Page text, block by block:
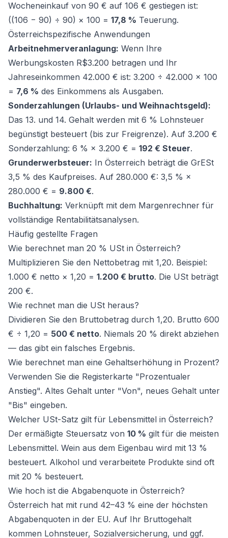
Wocheneinkauf von 90 € auf 106 € gestiegen ist:
((106 − 90) ÷ 90) × 100 = 17,8 % Teuerung.
Österreichspezifische Anwendungen
Arbeitnehmerveranlagung: Wenn Ihre
Werbungskosten R$3.200 betragen und Ihr
Jahreseinkommen 42.000 € ist: 3.200 ÷ 42.000 × 100
= 7,6 % des Einkommens als Ausgaben.
Sonderzahlungen (Urlaubs- und Weihnachtsgeld):
Das 13. und 14. Gehalt werden mit 6 % Lohnsteuer
begünstigt besteuert (bis zur Freigrenze). Auf 3.200 €
Sonderzahlung: 6 % × 3.200 € = 192 € Steuer.
Grunderwerbsteuer: In Österreich beträgt die GrESt
3,5 % des Kaufpreises. Auf 280.000 €: 3,5 % ×
280.000 € = 9.800 €.
Buchhaltung: Verknüpft mit dem Margenrechner für
vollständige Rentabilitätsanalysen.
Häufig gestellte Fragen
Wie berechnet man 20 % USt in Österreich?
Multiplizieren Sie den Nettobetrag mit 1,20. Beispiel:
1.000 € netto × 1,20 = 1.200 € brutto. Die USt beträgt
200 €.
Wie rechnet man die USt heraus?
Dividieren Sie den Bruttobetrag durch 1,20. Brutto 600
€ ÷ 1,20 = 500 € netto. Niemals 20 % direkt abziehen
— das gibt ein falsches Ergebnis.
Wie berechnet man eine Gehaltserhöhung in Prozent?
Verwenden Sie die Registerkarte "Prozentualer
Anstieg". Altes Gehalt unter "Von", neues Gehalt unter
"Bis" eingeben.
Welcher USt-Satz gilt für Lebensmittel in Österreich?
Der ermäßigte Steuersatz von 10 % gilt für die meisten
Lebensmittel. Wein aus dem Eigenbau wird mit 13 %
besteuert. Alkohol und verarbeitete Produkte sind oft
mit 20 % besteuert.
Wie hoch ist die Abgabenquote in Österreich?
Österreich hat mit rund 42–43 % eine der höchsten
Abgabenquoten in der EU. Auf Ihr Bruttogehalt
kommen Lohnsteuer, Sozialversicherung, und ggf.